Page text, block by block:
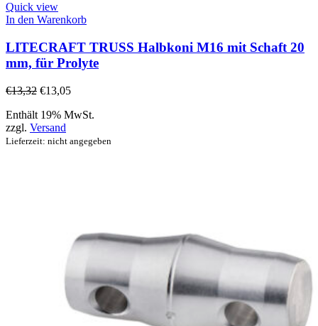
Quick view
In den Warenkorb
LITECRAFT TRUSS Halbkoni M16 mit Schaft 20
mm, für Prolyte
€13,32 €13,05
Enthält 19% MwSt.
zzgl. Versand
Lieferzeit: nicht angegeben